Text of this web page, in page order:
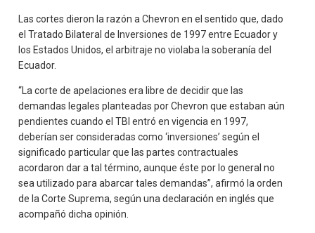
Las cortes dieron la razón a Chevron en el sentido que, dado
el Tratado Bilateral de Inversiones de 1997 entre Ecuador y
los Estados Unidos, el arbitraje no violaba la soberanía del
Ecuador.
“La corte de apelaciones era libre de decidir que las
demandas legales planteadas por Chevron que estaban aún
pendientes cuando el TBI entró en vigencia en 1997,
deberían ser consideradas como ‘inversiones’ según el
significado particular que las partes contractuales
acordaron dar a tal término, aunque éste por lo general no
sea utilizado para abarcar tales demandas”, afirmó la orden
de la Corte Suprema, según una declaración en inglés que
acompañó dicha opinión.